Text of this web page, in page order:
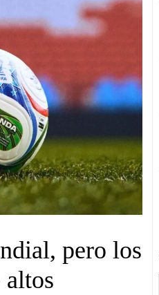
pero los
altos